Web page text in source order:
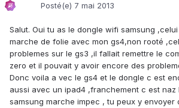
Posté(e) 7 mai 2013
Salut. Oui tu as le dongle wifi samsung
marche de folie avec mon gs4,non rooté
problemes sur le gs3 ,il fallait remettre le
zero et il pouvait y avoir encore des
Donc voila a vec le gs4 et le dongle c est
aussi avec un ipad4 ,franchement c est naz
samsung marche impec , tu peux y envoyer